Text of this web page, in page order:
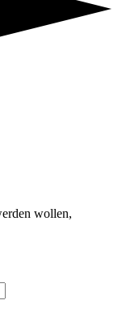
wollen,